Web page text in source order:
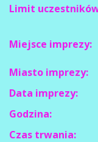
Limit
Miejsce imprezy:
Miasto imprezy:
Data imprezy:
Godzina:
Czas trwania: